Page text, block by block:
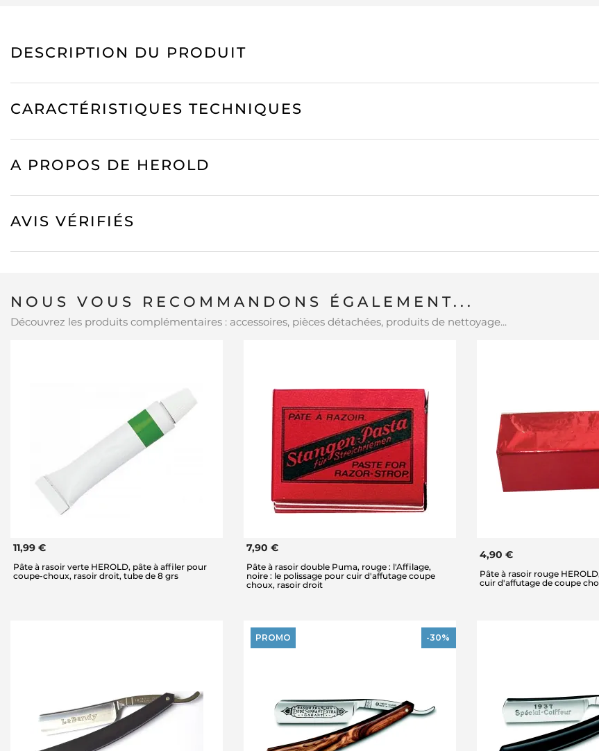
DESCRIPTION DU PRODUIT
CARACTÉRISTIQUES TECHNIQUES
A PROPOS DE HEROLD
AVIS VÉRIFIÉS
NOUS VOUS RECOMMANDONS ÉGALEMENT...
Découvrez les produits complémentaires : accessoires, pièces détachées, produits de nettoyage...
11,99 €
Pâte à rasoir verte HEROLD, pâte à affiler pour
coupe-choux, rasoir droit, tube de 8 grs
7,90 €
Pâte à rasoir double Puma, rouge : l'Affilage,
noire : le polissage pour cuir d'affutage coupe
choux, rasoir droit
4,90 €
Pâte à rasoir rouge
cuir d'affutage de coupe
PROMO -30%